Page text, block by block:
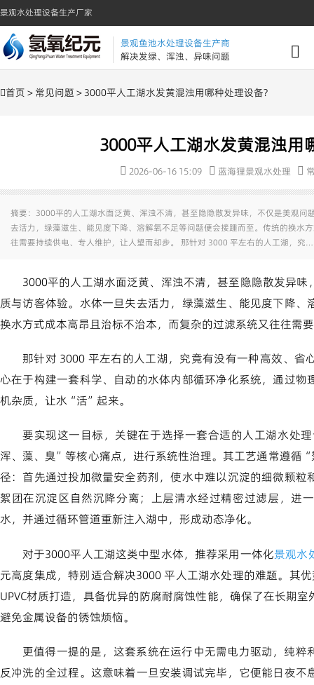
景观水处理设备生产厂家
景观鱼池水处理设备生产商
解决发绿、浑浊、异味问题
首页 > 常见问题 > 3000平人工湖水发黄混浊用哪种处理设备?
3000平人工湖水发黄混浊用
2026-06-16 15:09 蓝海狸景观水处理
摘要：3000平的人工湖水面泛黄、浑浊不清，甚至隐隐散发异味，不仅是美观问
去活力，绿藻滋生、能见度下降、溶解氧不足等问题便会接踵而至。传统的换水
往需要持续供电、专人维护，让人望而却步。 那针对 3000 平左右的人工湖，究
3000平的人工湖水面泛黄、浑浊不清，甚至隐隐散发异
质与访客体验。水体一旦失去活力，绿藻滋生、能见度下降
换水方式成本高昂且治标不治本，而复杂的过滤系统又往往需
那针对 3000 平左右的人工湖，究竟有没有一种高效、省
心在于构建一套科学、自动的水体内部循环净化系统，通过
机杂质，让水“活”起来。
要实现这一目标，关键在于选择一套合适的人工湖水处
浑、藻、臭”等核心痛点，进行系统性治理。其工艺通常遵循
径：首先通过投加微量安全药剂，使水中难以沉淀的细微颗
絮团在沉淀区自然沉降分离；上层清水经过精密过滤层，进
水，并通过循环管道重新注入湖中，形成动态净化。
对于3000平人工湖这类中型水体，推荐采用一体化景观水
元高度集成，特别适合解决3000 平人工湖水处理的难题。其
UPVC材质打造，具备优异的防腐耐腐蚀性能，确保了在长期
避免金属设备的锈蚀烦恼。
更值得一提的是，这套系统在运行中无需电力驱动，纯
反冲洗的全过程。这意味着一旦安装调试完毕，它便能日夜